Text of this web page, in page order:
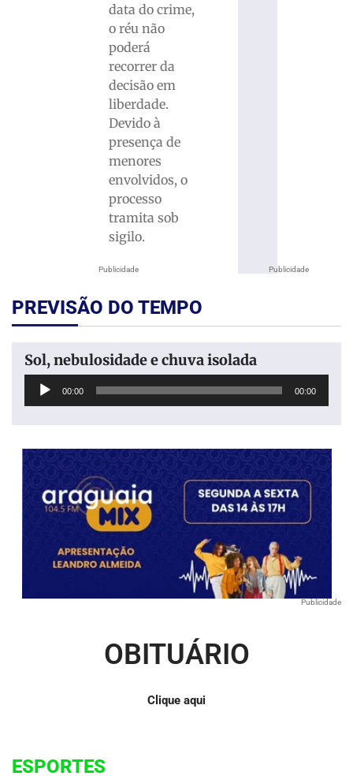
Publicidade
data do crime,
o réu não
poderá
recorrer da
decisão em
liberdade.
Devido à
presença de
menores
envolvidos, o
processo
tramita sob
sigilo.
Publicidade
PREVISÃO DO TEMPO
Sol, nebulosidade e chuva isolada
Tocador
00:00 00:00
Publicidade
OBITUÁRIO
Clique aqui
ESPORTES